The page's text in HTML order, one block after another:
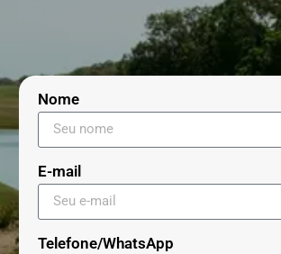
Nome
E-mail
Telefone/WhatsApp